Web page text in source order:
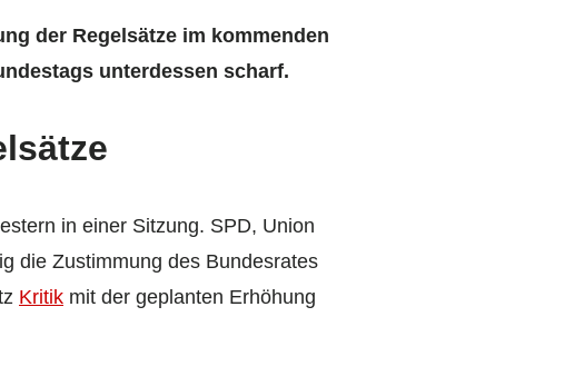
der Regelsätze im kommenden
unterdessen scharf.
in einer Sitzung. SPD, Union
die Zustimmung des Bundesrates
Kritik mit der geplanten Erhöhung